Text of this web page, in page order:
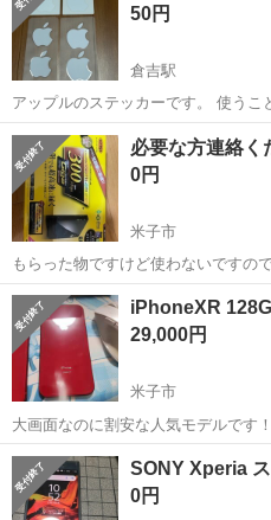
る方限定でお願い致しま...
50円
倉吉駅
アップルのステッカーです。 使う
鳥取 東伯郡 倉吉駅 その他
必要な方連絡く
0円
米子市
もらった物ですけど使わないですの
鳥取 米子市
iPhoneXR
29,000円
米子市
大画面なのに割安な人気モデルです！ 現状品は動作に問題のない買取
品をそのまま店頭に並べたものにな
がありますのでご購入前に店頭にて
て画面やバッテリーなど...
鳥取 米子市
SONY Xperia
0円